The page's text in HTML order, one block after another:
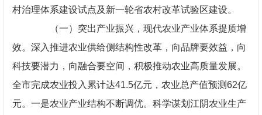
村治理体系建设试点及新一轮省农村改革试验区建设。
（一）突出产业振兴，现代农业产业体系提质增
效。深入推进农业供给侧结构性改革，向品牌要效益，向
科技要潜力，向融合要空间，积极推动农业高质量发展。
全市完成农业投入累计达41.5亿元，农业总产值预测62亿
元。一是农业产业结构不断调优。科学谋划江阴农业生产